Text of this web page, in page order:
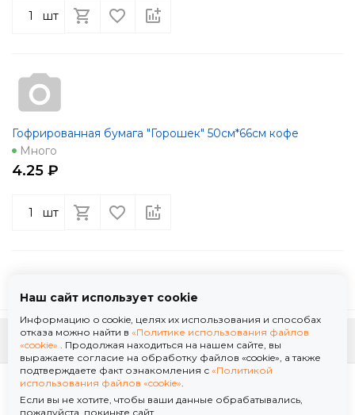
шт
Гофрированная бумага "Горошек" 50см*66см кофе
Много
4.25 ₽
шт
К началу страницы
© 2026 ООО "Флор Мануфактура" .Все права защищены. Информация сайта защищена
Политика обработки персональных данных
Политика использования файлов «cookie»
Наш сайт использует cookie
Информацию о cookie, целях их использования и способах
отказа можно найти в «Политике использования файлов
«cookie» . Продолжая находиться на нашем сайте, вы
выражаете согласие на обработку файлов «cookie», а также
подтверждаете факт ознакомления с «Политикой
использования файлов «cookie».
Если вы не хотите, чтобы ваши данные обрабатывались,
пожалуйста, покиньте сайт.